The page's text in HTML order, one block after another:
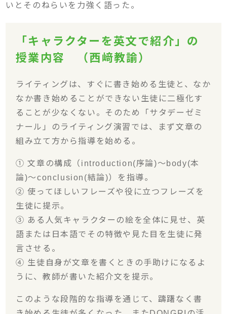
いとそのねらいを力強く語った。
「キャラクターを英文で紹介」の
授業内容 （西﨑教諭）
ライティングは、すぐに書き始める生徒と、なか
なか書き始めることができない生徒に二極化す
ることが少なくない。そのため「サタデーゼミ
ナール」のライティング演習では、まず文章の
組み立て方から指導を始める。
① 文章の構成（introduction(序論)～body(本
論)～conclusion(結論)）を指導。
② 使ってほしいフレーズや役に立つフレーズを
生徒に提示。
③ ある人気キャラクターの絵を全体に見せ、英
語または日本語でその特徴や見た目を生徒に発
言させる。
④ 生徒自身が文章を書くときの手助けになるよ
うに、教師が書いた紹介文を提示。
このような段階的な指導を通じて、躊躇なく書